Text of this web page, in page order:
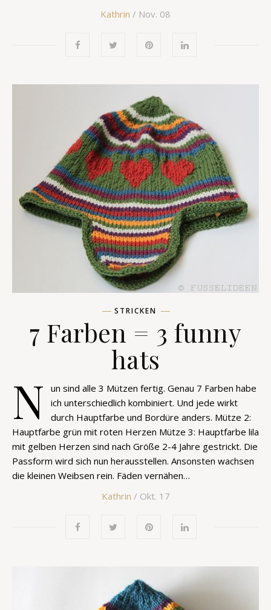
Kathrin / Nov. 08
STRICKEN
7 Farben = 3 funny
hats
N
un sind alle 3 Mützen fertig. Genau 7 Farben habe
ich unterschiedlich kombiniert. Und jede wirkt
durch Hauptfarbe und Bordüre anders. Mütze 2:
Hauptfarbe grün mit roten Herzen Mütze 3: Hauptfarbe lila
mit gelben Herzen sind nach Größe 2-4 Jahre gestrickt. Die
Passform wird sich nun herausstellen. Ansonsten wachsen
die kleinen Weibsen rein. Fäden vernähen…
Kathrin / Okt. 17